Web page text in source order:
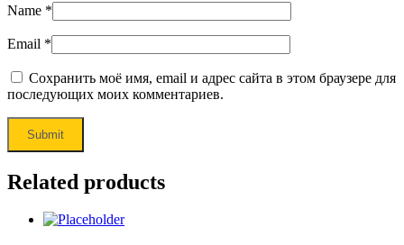
Name *
Email *
Сохранить моё имя, email и адрес сайта в этом браузере для
последующих моих комментариев.
Related products